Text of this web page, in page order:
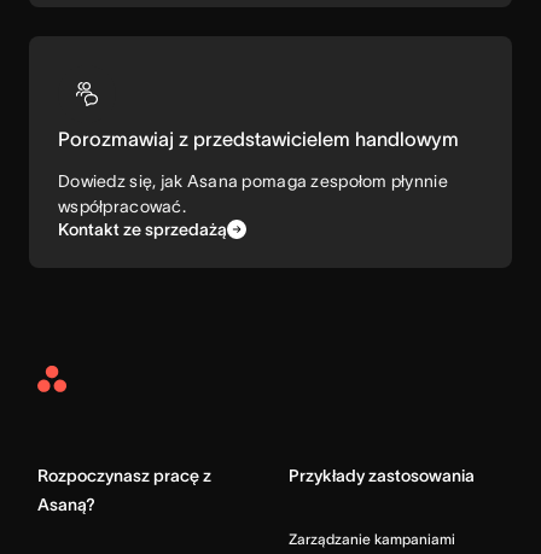
Porozmawiaj z przedstawicielem handlowym
Dowiedz się, jak Asana pomaga zespołom płynnie
współpracować.
Kontakt ze sprzedażą
Asana
Rozpoczynasz pracę z
Asaną?
Przykłady zastosowania
Zarządzanie kampaniami